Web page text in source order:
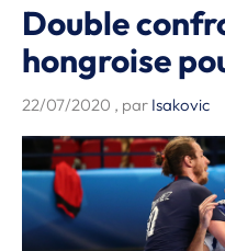
Double
hongroise
22/07/2020 , par Isakovic